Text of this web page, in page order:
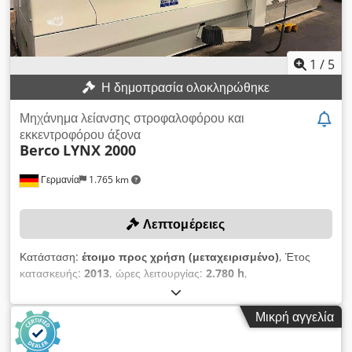
1 / 5
Η δημοπρασία ολοκληρώθηκε
Γερμανία 1.765 km
Μηχάνημα λείανσης στροφαλοφόρου και
εκκεντροφόρου άξονα
Berco LYNX 2000
Λεπτομέρειες
Κατάσταση: έτοιμο προς χρήση (μεταχειρισμένο), Έτος
κατασκευής: 2013, ώρες λειτουργίας: 2.780 h,
πλήρως λειτουργικό
τεμαχίου:150 κιλ, διάμετρος τροχού λείανσης:660 χιλ., ύψος
κέντρου:
1.700 χιλ., διάμετρος
λείανσης:
Μικρή αγγελία